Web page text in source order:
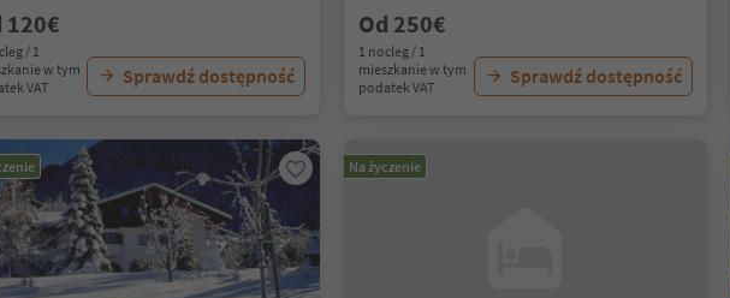
120€
/ 1
w tym
VAT
Sprawdź dostępność
Od 250€
1 nocleg / 1
mieszkanie w tym
podatek VAT
Sprawdź dostępność
Na życzenie